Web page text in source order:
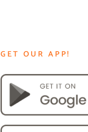
GET OUR APP!